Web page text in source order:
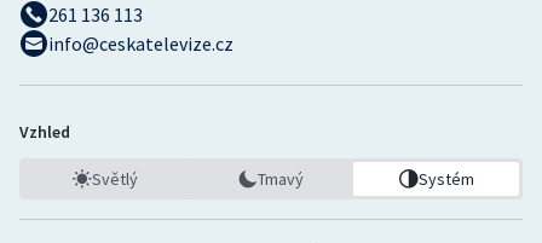
261 136 113
info@ceskatelevize.cz
Vzhled
Světlý Tmavý Systém